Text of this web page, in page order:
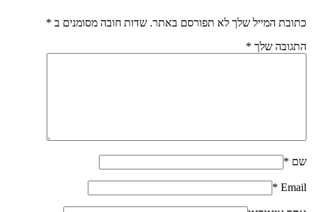
כתובת המייל שלך לא תפורסם באתר. שדות חובה מסומנים ב *
התגובה שלך *
שם *
Email
*